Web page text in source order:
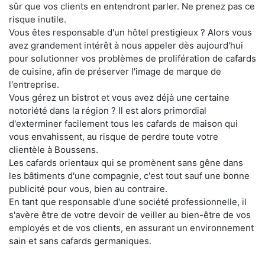
sûr que vos clients en entendront parler. Ne prenez pas ce
risque inutile.
Vous êtes responsable d'un hôtel prestigieux ? Alors vous
avez grandement intérêt à nous appeler dès aujourd'hui
pour solutionner vos problèmes de prolifération de cafards
de cuisine, afin de préserver l'image de marque de
l'entreprise.
Vous gérez un bistrot et vous avez déjà une certaine
notoriété dans la région ? Il est alors primordial
d'exterminer facilement tous les cafards de maison qui
vous envahissent, au risque de perdre toute votre
clientèle à Boussens.
Les cafards orientaux qui se promènent sans gêne dans
les bâtiments d'une compagnie, c'est tout sauf une bonne
publicité pour vous, bien au contraire.
En tant que responsable d'une société professionnelle, il
s'avère être de votre devoir de veiller au bien-être de vos
employés et de vos clients, en assurant un environnement
sain et sans cafards germaniques.